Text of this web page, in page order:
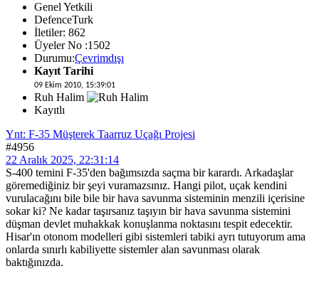
Genel Yetkili
DefenceTurk
İletiler: 862
Üyeler No :1502
Durumu:Çevrimdışı
Kayıt Tarihi
09 Ekim 2010, 15:39:01
Ruh Halim
Kayıtlı
Ynt: F-35 Müşterek Taarruz Uçağı Projesi
#4956
22 Aralık 2025, 22:31:14
S-400 temini F-35'den bağımsızda saçma bir karardı. Arkadaşlar
göremediğiniz bir şeyi vuramazsınız. Hangi pilot, uçak kendini
vurulacağını bile bile bir hava savunma sisteminin menzili içerisine
sokar ki? Ne kadar taşırsanız taşıyın bir hava savunma sistemini
düşman devlet muhakkak konuşlanma noktasını tespit edecektir.
Hisar'ın otonom modelleri gibi sistemleri tabiki ayrı tutuyorum ama
onlarda sınırlı kabiliyette sistemler alan savunması olarak
baktığınızda.